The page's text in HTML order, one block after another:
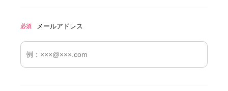
必須 メールアドレス